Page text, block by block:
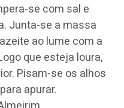
se com sal e
Junta-se a massa
ao lume com a
que esteja loura,
Pisam-se os alhos
apurar.